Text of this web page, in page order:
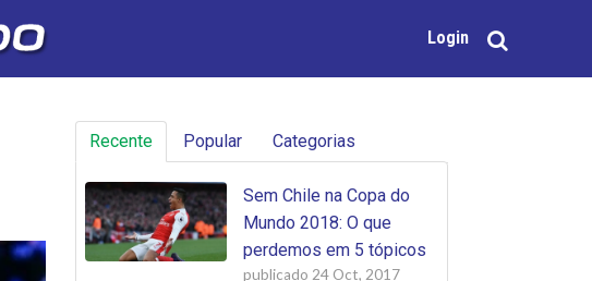
Login
Recente Popular Categorias
Sem Chile na Copa do
Mundo 2018: O que
perdemos em 5 tópicos
publicado 24 Oct, 2017